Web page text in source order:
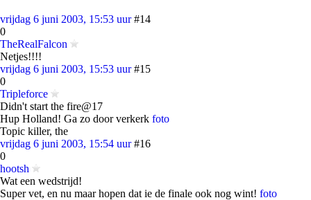
vrijdag 6 juni 2003, 15:53 uur #14
0
TheRealFalcon
Netjes!!!!
vrijdag 6 juni 2003, 15:53 uur #15
0
Tripleforce
Didn't start the fire@17
Hup Holland! Ga zo door verkerk foto
Topic killer, the
vrijdag 6 juni 2003, 15:54 uur #16
0
hootsh
Wat een wedstrijd!
Super vet, en nu maar hopen dat ie de finale ook nog wint! foto